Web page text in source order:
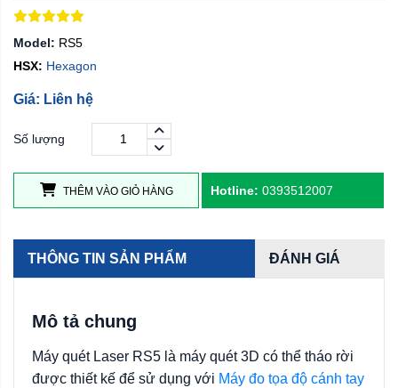
Model: RS5
HSX: Hexagon
Giá: Liên hệ
Số lượng
THÊM VÀO GIỎ HÀNG Hotline: 0393512007
THÔNG TIN SẢN PHẨM ĐÁNH GIÁ
Mô tả chung
Máy quét Laser RS5 là máy quét 3D có thể tháo rời
được thiết kế để sử dụng với Máy đo tọa độ cánh tay